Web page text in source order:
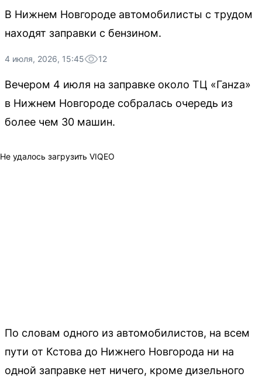
В Нижнем Новгороде автомобилисты с трудом
находят заправки с бензином.
4 июля, 2026, 15:45 12
Вечером 4 июля на заправке около ТЦ «Ганzа»
в Нижнем Новгороде собралась очередь из
более чем 30 машин.
Не удалось загрузить VIQEO
По словам одного из автомобилистов, на всем
пути от Кстова до Нижнего Новгорода ни на
одной заправке нет ничего, кроме дизельного